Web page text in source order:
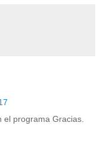
programa Gracias.